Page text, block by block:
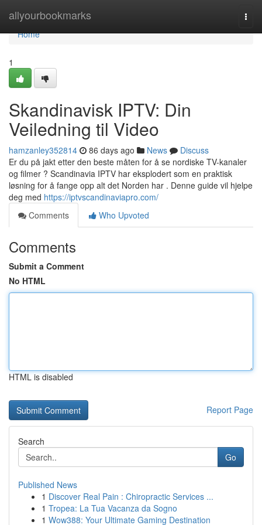
allyourbookmarks
Home
Home
1
Skandinavisk IPTV: Din
Veiledning til Video
hamzanley352814 86 days ago News
Discuss
Er du på jakt etter den beste måten for å se nordiske TV-kanaler
og filmer ? Scandinavia IPTV har eksplodert som en praktisk
løsning for å fange opp alt det Norden har . Denne guide vil hjelpe
deg med https://iptvscandinaviapro.com/
Comments
Who Upvoted
Comments
Submit a Comment
No HTML
HTML is disabled
Report Page
Search
Go
Published News
1 Discover Real Pain : Chiropractic Services ...
1 Tropea: La Tua Vacanza da Sogno
1 Wow388: Your Ultimate Gaming Destination